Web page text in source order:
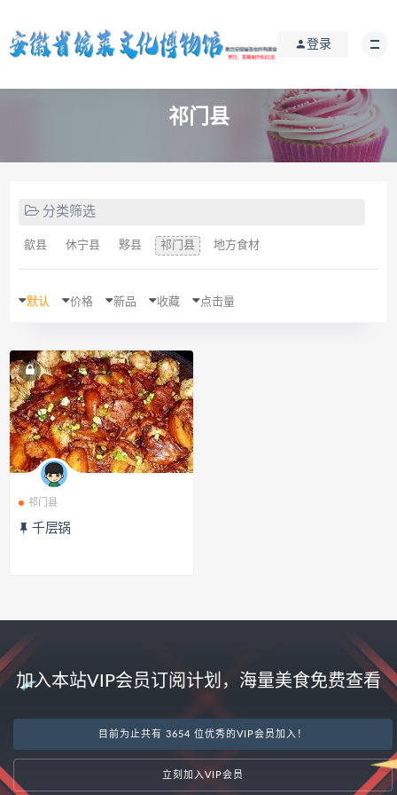
登录
祁门县
分类筛选
歙县 休宁县 黟县 祁门县 地方食材
默认 价格 新品 收藏 点击量
祁门县
千层锅
加入本站VIP会员订阅计划，海量美食免费查看
目前为止共有 3654 位优秀的VIP会员加入！
立刻加入VIP会员